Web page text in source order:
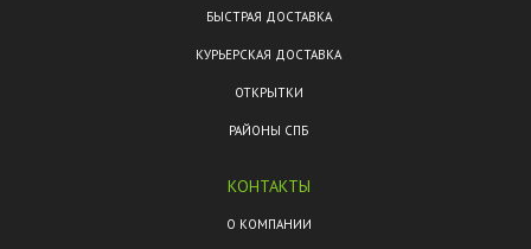
БЫСТРАЯ ДОСТАВКА
КУРЬЕРСКАЯ ДОСТАВКА
ОТКРЫТКИ
РАЙОНЫ СПБ
КОНТАКТЫ
О КОМПАНИИ